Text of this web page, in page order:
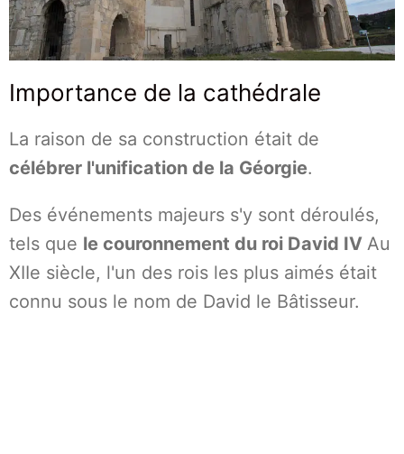
Importance de la cathédrale
La raison de sa construction était de
célébrer l'unification de la Géorgie.
Des événements majeurs s'y sont déroulés,
tels que le couronnement du roi David IV Au
XIIe siècle, l'un des rois les plus aimés était
connu sous le nom de David le Bâtisseur.